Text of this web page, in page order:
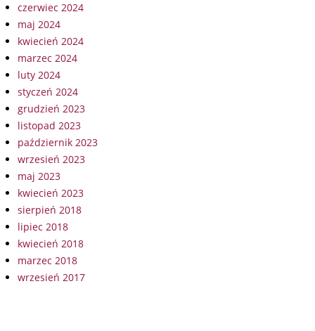
czerwiec 2024
maj 2024
kwiecień 2024
marzec 2024
luty 2024
styczeń 2024
grudzień 2023
listopad 2023
październik 2023
wrzesień 2023
maj 2023
kwiecień 2023
sierpień 2018
lipiec 2018
kwiecień 2018
marzec 2018
wrzesień 2017